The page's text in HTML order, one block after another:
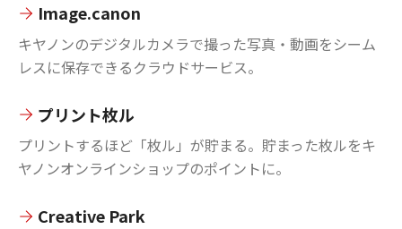
Image.canon
キヤノンのデジタルカメラで撮った写真・動画をシーム
レスに保存できるクラウドサービス。
プリント枚ル
プリントするほど「枚ル」が貯まる。貯まった枚ルをキ
ヤノンオンラインショップのポイントに。
Creative Park